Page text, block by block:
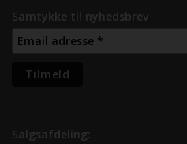
Samtykke til nyhedsbrev
Salgsafdeling: